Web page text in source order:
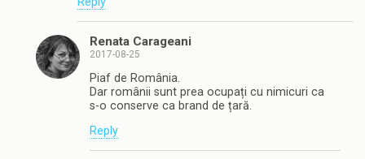
Renata Carageani
2017-08-25
Piaf de România.
Dar românii sunt prea ocupați cu nimicuri ca
s-o conserve ca brand de țară.
Reply